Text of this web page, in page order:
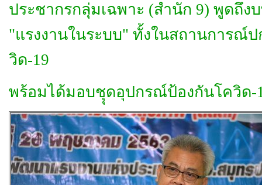
ประชากรกลุ่มเฉพาะ (สำนัก 9) พูดถึง
"แรงงานในระบบ" ทั้งในสถานการณ์
วิด-19
พร้อมได้มอบชุุดอุปกรณ์ป้องกันโควิด-